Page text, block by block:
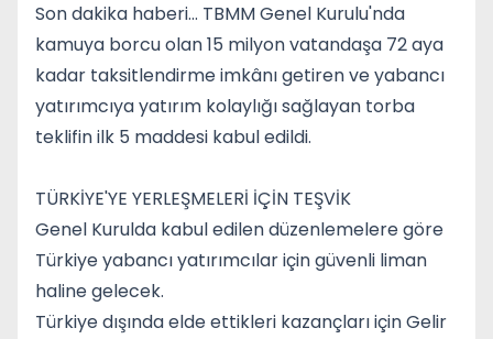
Son dakika haberi... TBMM Genel Kurulu'nda
kamuya borcu olan 15 milyon vatandaşa 72 aya
kadar taksitlendirme imkânı getiren ve yabancı
yatırımcıya yatırım kolaylığı sağlayan torba
teklifin ilk 5 maddesi kabul edildi.
TÜRKİYE'YE YERLEŞMELERİ İÇİN TEŞVİK
Genel Kurulda kabul edilen düzenlemelere göre
Türkiye yabancı yatırımcılar için güvenli liman
haline gelecek.
Türkiye dışında elde ettikleri kazançları için Gelir